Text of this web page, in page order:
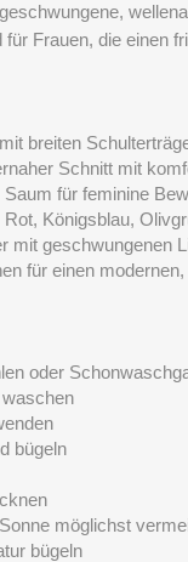
für Frauen, die einen
breiten
Schnitt mit
für feminine
Königsblau,
mit geschwungenen
für einen
oder
bügeln
möglichst
bügeln